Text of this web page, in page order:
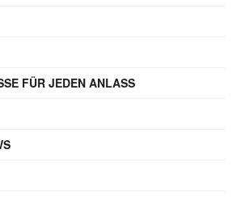
FÜR JEDEN ANLASS